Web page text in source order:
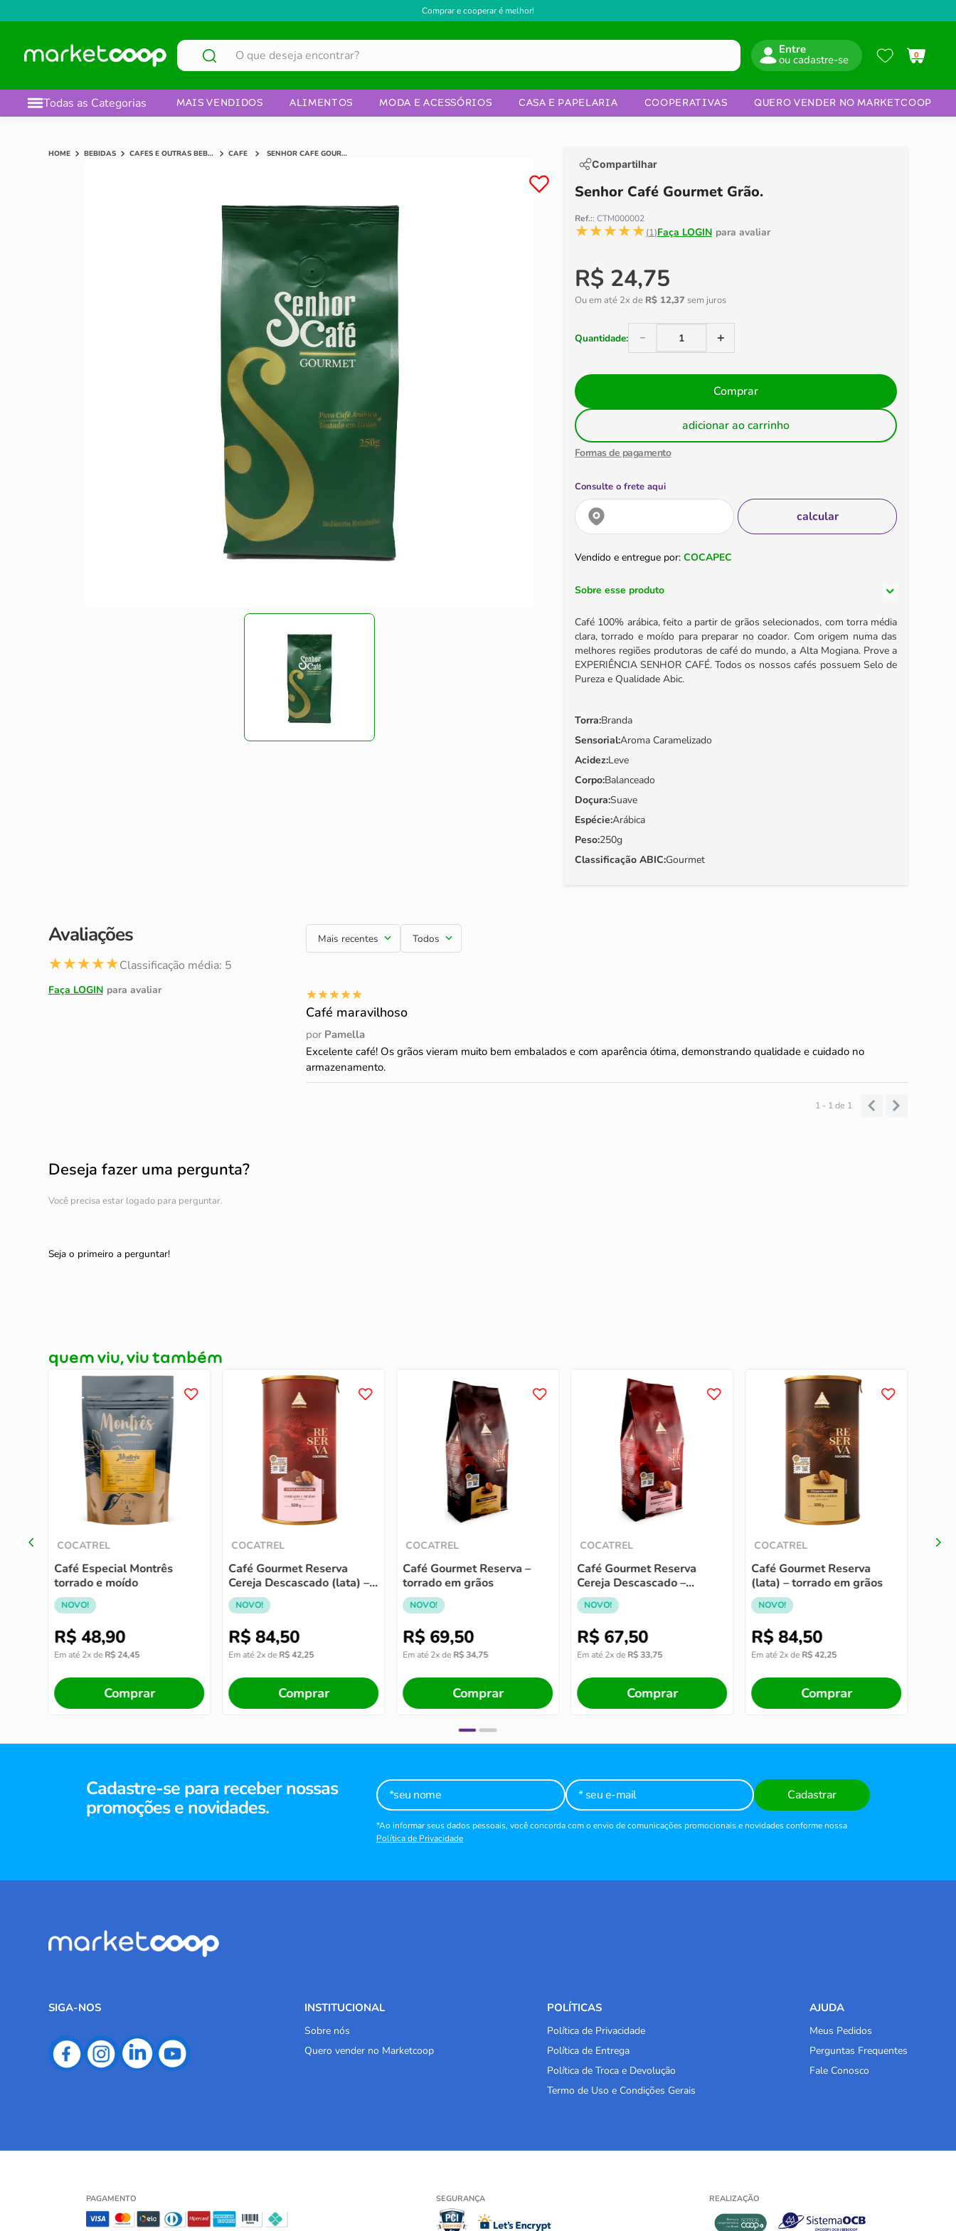
Comprar e cooperar é melhor!
O que deseja encontrar? Entre 0
Todas as Categorias MAIS VENDIDOS ALIMENTOS MODA E ACESSÓRIOS CASA E PAPELARIA COOPERATIVAS QUERO VENDER NO MARKETCOOP
BEBIDAS CAFÉS E OUTRAS BEBIDAS CAFÉ SENHOR CAFÉ GOURMET GRÃO.
Compartilhar
Senhor Café Gourmet Grão.
Ref.:: CTM000002
★★★★★(1)
R$ 24,75
Ou em até 2x de R$ 12,37 sem juros
＋
－
Comprar
adicionar ao carrinho
Formas de pagamento
Consulte o frete aqui
Vendido e entregue por: COCAPEC
Sobre esse produto
Café 100% arábica, feito a partir de grãos selecionados, com torra média
clara, torrado e moído para preparar no coador. Com origem numa das
melhores regiões produtoras de café do mundo, a Alta Mogiana. Prove a
EXPERIÊNCIA SENHOR CAFÉ. Todos os nossos cafés possuem Selo de
Pureza e Qualidade Abic.
Torra:Branda
Sensorial:Aroma Caramelizado
Acidez:Leve
Corpo:Balanceado
Doçura:Suave
Espécie:Arábica
Peso:250g
Classificação ABIC:Gourmet
Avaliações
★★★★★Classificação média: 5
Mais recentes Todos
★★★★★
Café maravilhoso
por Pamella
Excelente café! Os grãos vieram muito bem embalados e com aparência ótima, demonstrando qualidade e cuidado no
armazenamento.
1 - 1de 1
Deseja fazer uma pergunta?
Você precisa estar logado para perguntar.
Seja o primeiro a perguntar!
quem viu, viu também
COCATREL
Café Especial Montrês
torrado e moído
NOVO!
R$ 48,90
Em até2x deR$ 24,45
Comprar
COCATREL
Café Gourmet Reserva
Cereja Descascado (lata) –
torrado e moído
NOVO!
R$ 84,50
Em até2x deR$42,25
Comprar
COCATREL
Café Gourmet Reserva –
torrado em grãos
NOVO!
R$ 69,50
Em até2x deR$34,75
Comprar
COCATREL
Café Gourmet Reserva
Cereja Descascado –
torrado e moído
NOVO!
R$ 67,50
Em até2x deR$33,75
Comprar
COCATREL
Café Gourmet Reserva
(lata) – torrado em grãos
NOVO!
R$ 84,50
Em até2x deR$42,25
Comprar
Cadastre-se para receber nossas
promoções e novidades.
Cadastrar
*Ao informar seus dados pessoais, você concorda com o envio de comunicações promocionais e novidades conforme nossa
Política de Privacidade
SIGA-NOS INSTITUCIONAL
Sobre nós
Quero vender no Marketcoop
POLÍTICAS
Política de Privacidade
Política de Entrega
Política de Troca e Devolução
Termo de Uso e Condições Gerais
AJUDA
Meus Pedidos
Perguntas Frequentes
Fale Conosco
PAGAMENTO SEGURANÇA REALIZAÇÃO